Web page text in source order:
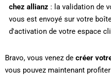
chez allianz: la validation de
vous est envoyé sur votre
d'activation de votre espace
Bravo, vous venez de créer
vous pouvez maintenant